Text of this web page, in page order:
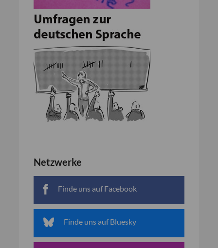
Netzwerke
Finde uns auf Facebook
Finde uns auf Bluesky